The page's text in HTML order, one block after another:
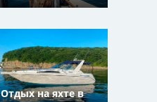
Владивостоке и
Отдых на яхте в